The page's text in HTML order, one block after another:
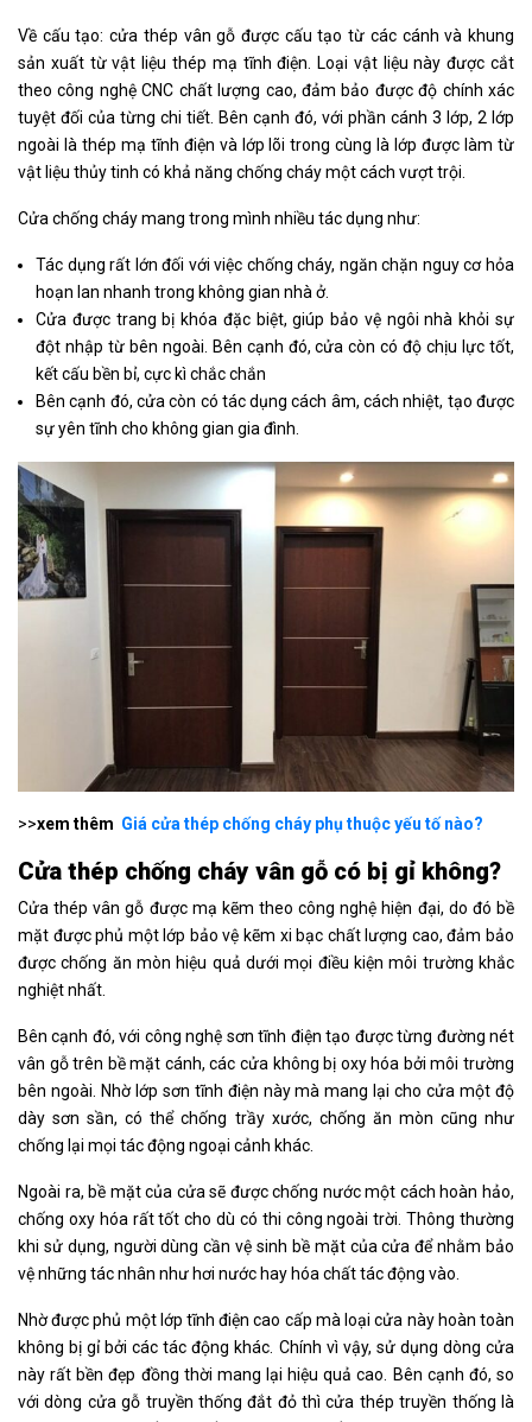
Về cấu tạo: cửa thép vân gỗ được cấu tạo từ các cánh và khung
sản xuất từ vật liệu thép mạ tĩnh điện. Loại vật liệu này được cắt
theo công nghệ CNC chất lượng cao, đảm bảo được độ chính xác
tuyệt đối của từng chi tiết. Bên cạnh đó, với phần cánh 3 lớp, 2 lớp
ngoài là thép mạ tĩnh điện và lớp lõi trong cùng là lớp được làm từ
vật liệu thủy tinh có khả năng chống cháy một cách vượt trội.
Cửa chống cháy mang trong mình nhiều tác dụng như:
Tác dụng rất lớn đối với việc chống cháy, ngăn chặn nguy cơ hỏa
hoạn lan nhanh trong không gian nhà ở.
Cửa được trang bị khóa đặc biệt, giúp bảo vệ ngôi nhà khỏi sự
đột nhập từ bên ngoài. Bên cạnh đó, cửa còn có độ chịu lực tốt,
kết cấu bền bỉ, cực kì chắc chắn
Bên cạnh đó, cửa còn có tác dụng cách âm, cách nhiệt, tạo được
sự yên tĩnh cho không gian gia đình.
>>xem thêm Giá cửa thép chống cháy phụ thuộc yếu tố nào?
Cửa thép chống cháy vân gỗ có bị gỉ không?
Cửa thép vân gỗ được mạ kẽm theo công nghệ hiện đại, do đó bề
mặt được phủ một lớp bảo vệ kẽm xi bạc chất lượng cao, đảm bảo
được chống ăn mòn hiệu quả dưới mọi điều kiện môi trường khắc
nghiệt nhất.
Bên cạnh đó, với công nghệ sơn tĩnh điện tạo được từng đường nét
vân gỗ trên bề mặt cánh, các cửa không bị oxy hóa bởi môi trường
bên ngoài. Nhờ lớp sơn tĩnh điện này mà mang lại cho cửa một độ
dày sơn sần, có thể chống trầy xước, chống ăn mòn cũng như
chống lại mọi tác động ngoại cảnh khác.
Ngoài ra, bề mặt của cửa sẽ được chống nước một cách hoàn hảo,
chống oxy hóa rất tốt cho dù có thi công ngoài trời. Thông thường
khi sử dụng, người dùng cần vệ sinh bề mặt của cửa để nhằm bảo
vệ những tác nhân như hơi nước hay hóa chất tác động vào.
Nhờ được phủ một lớp tĩnh điện cao cấp mà loại cửa này hoàn toàn
không bị gỉ bởi các tác động khác. Chính vì vậy, sử dụng dòng cửa
này rất bền đẹp đồng thời mang lại hiệu quả cao. Bên cạnh đó, so
với dòng cửa gỗ truyền thống đắt đỏ thì cửa thép truyền thống là